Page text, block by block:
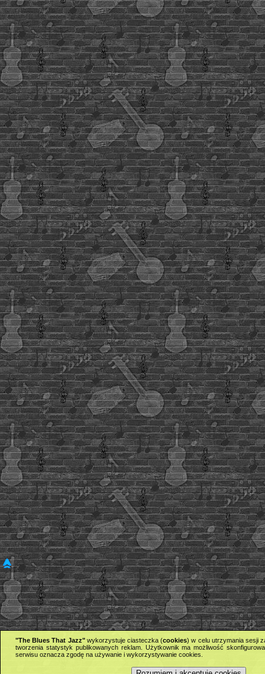
"The Blues That Jazz"wykorzystuje ciasteczka (cookies) w celu utrzymania sesji
tworzenia statystyk publikowanych reklam. Użytkownik ma możliwość
serwisu oznacza zgodę na używanie i wykorzystywanie cookies.